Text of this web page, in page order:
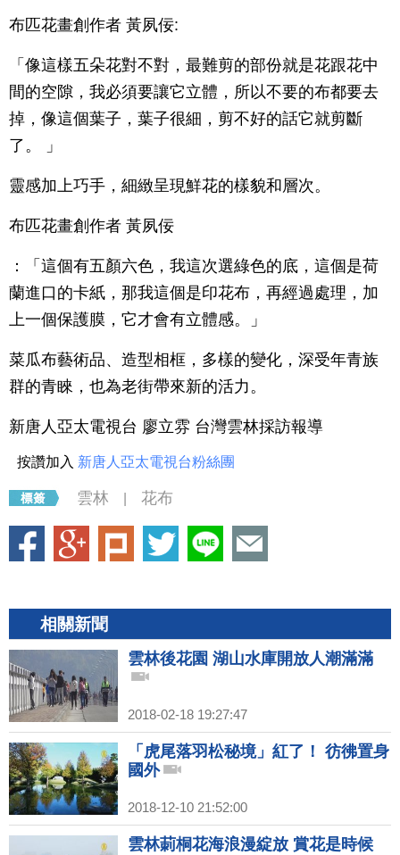
布匹花畫創作者 黃夙佞:
「像這樣五朵花對不對，最難剪的部份就是花跟花中
間的空隙，我必須要讓它立體，所以不要的布都要去
掉，像這個葉子，葉子很細，剪不好的話它就剪斷
了。 」
靈感加上巧手，細緻呈現鮮花的樣貌和層次。
布匹花畫創作者 黃夙佞
：「這個有五顏六色，我這次選綠色的底，這個是荷
蘭進口的卡紙，那我這個是印花布，再經過處理，加
上一個保護膜，它才會有立體感。」
菜瓜布藝術品、造型相框，多樣的變化，深受年青族
群的青睞，也為老街帶來新的活力。
新唐人亞太電視台 廖立雰 台灣雲林採訪報導
按讚加入 新唐人亞太電視台粉絲團
雲林 花布
相關新聞
雲林後花園 湖山水庫開放人潮滿滿
2018-02-18 19:27:47
「虎尾落羽松秘境」紅了！ 彷彿置身
國外
2018-12-10 21:52:00
雲林莿桐花海浪漫綻放 賞花是時候